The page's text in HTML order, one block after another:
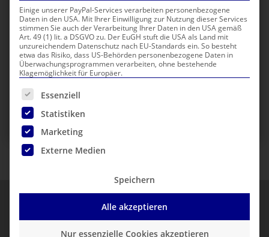
Michelle Herkner
Adrian Kühne
Termin im Shop vereinbaren
Unsere Kunden-Referenzen
Einige unserer PayPal-Services verarbeiten personenbezogene
Daten in den USA. Mit Ihrer Einwilligung zur Nutzung dieser Services
stimmen Sie auch der Verarbeitung Ihrer Daten in den USA gemäß
Art. 49 (1) lit. a DSGVO zu. Der EuGH stuft die USA als Land mit
unzureichendem Datenschutz nach EU-Standards ein. So besteht
etwa das Risiko, dass US-Behörden personenbezogene Daten in
Überwachungsprogrammen verarbeiten, ohne bestehende
Klagemöglichkeit für Europäer.
Es folgt eine Liste der Service-Gruppen, für die eine
Essenziell
Statistiken
Marketing
Externe Medien
Speichern
Alle akzeptieren
Nur essenzielle Cookies akzeptieren